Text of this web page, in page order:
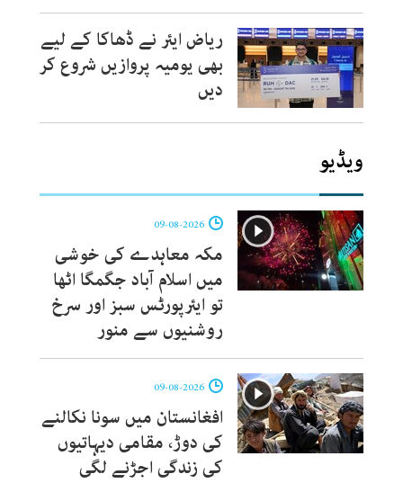
ریاض ایئر نے ڈھاکا کے لیے
بھی یومیہ پروازیں شروع کر
دیں
ویڈیو
مکہ معاہدے کی خوشی
میں اسلام آباد جگمگا اٹھا
تو ایئرپورٹس سبز اور سرخ
روشنیوں سے منور
افغانستان میں سونا نکالنے
کی دوڑ، مقامی دیہاتیوں
کی زندگی اجڑنے لگی